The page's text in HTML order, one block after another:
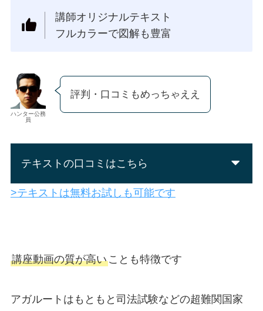
講師オリジナルテキスト
フルカラーで図解も豊富
ハンター公務
員
評判・口コミもめっちゃええ
テキストの口コミはこちら
>テキストは無料お試しも可能です
講座動画の質が高いことも特徴です
アガルートはもともと司法試験などの超難関国家